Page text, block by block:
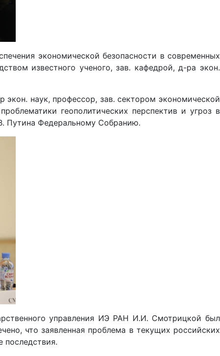
экономической безопасности в современных
известного ученого, зав. кафедрой, д-ра экон.
наук, профессор, зав. сектором экономической
геополитических перспектив и угроз в
Путина Федеральному Собранию.
управления ИЭ РАН И.И. Смотрицкой был
что заявленная проблема в текущих российских